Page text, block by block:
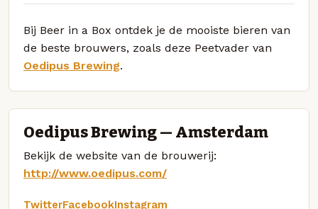
Bij Beer in a Box ontdek je de mooiste bieren van
de beste brouwers, zoals deze Peetvader van
Oedipus Brewing.
Oedipus Brewing — Amsterdam
Bekijk de website van de brouwerij:
http://www.oedipus.com/
TwitterFacebookInstagram